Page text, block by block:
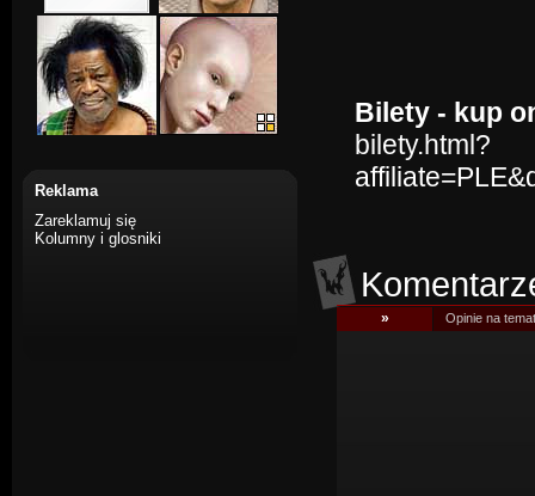
Reklama
Zareklamuj się
Kolumny i glosniki
Bilety - kup
bilety.html?
» Opinie na